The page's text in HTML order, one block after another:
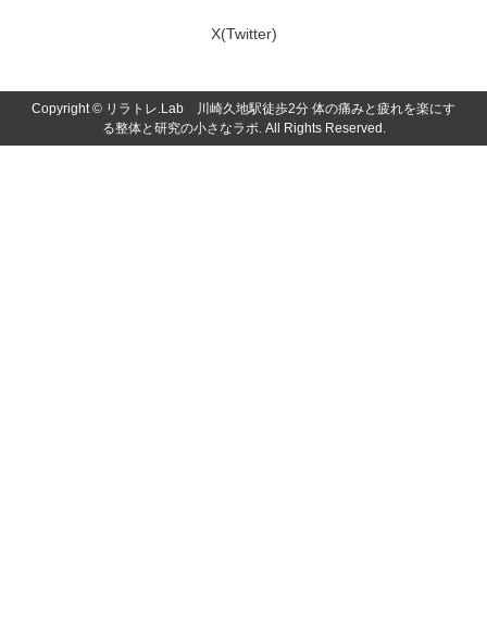
X(Twitter)
Copyright © リラトレ.Lab 川崎久地駅徒歩2分 体の痛みと疲れを楽にす
る整体と研究の小さなラボ. All Rights Reserved.